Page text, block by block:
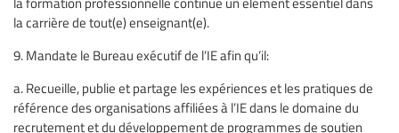
la carrière de tout(e) enseignant(e).
9. Mandate le Bureau exécutif de l’IE afin qu’il:
a. Recueille, publie et partage les expériences et les pratiques de
référence des organisations affiliées à l’IE dans le domaine du
recrutement et du développement de programmes de soutien